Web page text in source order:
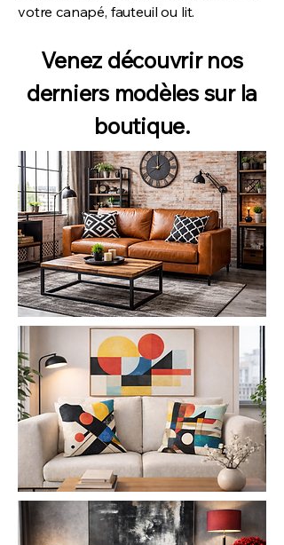
votre canapé, fauteuil ou lit.
Venez découvrir nos
derniers modèles sur la
boutique.